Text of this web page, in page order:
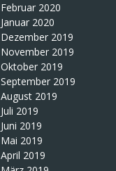
Februar 2020
Januar 2020
Dezember 2019
November 2019
Oktober 2019
September 2019
August 2019
Juli 2019
Juni 2019
Mai 2019
April 2019